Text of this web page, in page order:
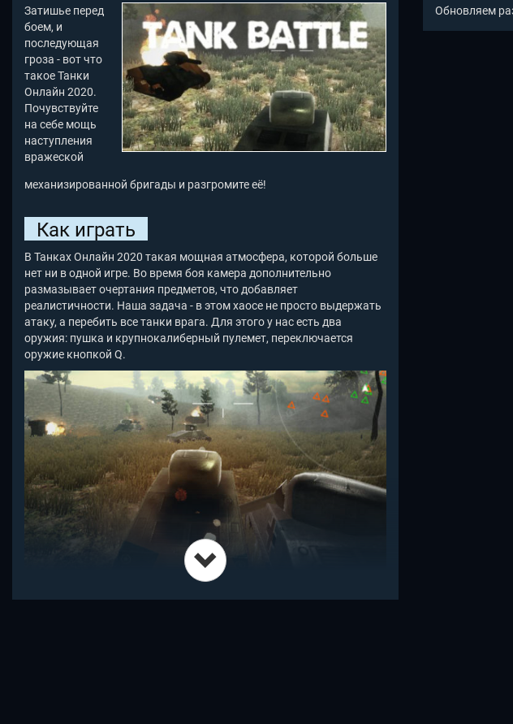
Затишье перед
боем, и
последующая
гроза - вот что
такое Танки
Онлайн 2020.
Почувствуйте
на себе мощь
наступления
вражеской
механизированной бригады и разгромите её!
Как играть
В Танках Онлайн 2020 такая мощная атмосфера, которой больше
нет ни в одной игре. Во время боя камера дополнительно
размазывает очертания предметов, что добавляет
реалистичности. Наша задача - в этом хаосе не просто выдержать
атаку, а перебить все танки врага. Для этого у нас есть два
оружия: пушка и крупнокалиберный пулемет, переключается
оружие кнопкой Q.
Обновляем